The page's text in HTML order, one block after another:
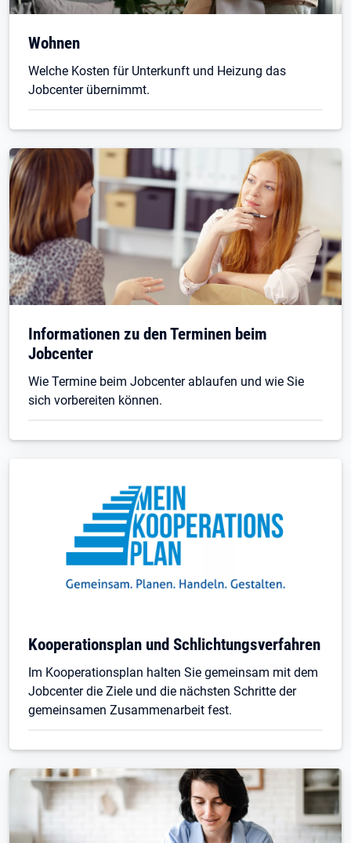
Wohnen
Welche Kosten für Unterkunft und Heizung das
Jobcenter übernimmt.
Informationen zu den Terminen beim
Jobcenter
Wie Termine beim Jobcenter ablaufen und wie Sie
sich vorbereiten können.
Kooperationsplan und Schlichtungsverfahren
Im Kooperationsplan halten Sie gemeinsam mit dem
Jobcenter die Ziele und die nächsten Schritte der
gemeinsamen Zusammenarbeit fest.